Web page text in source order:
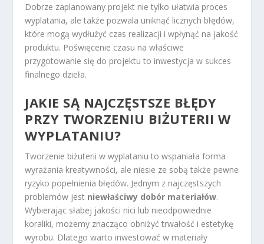
Dobrze zaplanowany projekt nie tylko ułatwia proces
wyplatania, ale także pozwala uniknąć licznych błędów,
które mogą wydłużyć czas realizacji i wpłynąć na jakość
produktu. Poświęcenie czasu na właściwe
przygotowanie się do projektu to inwestycja w sukces
finalnego dzieła.
JAKIE SĄ NAJCZĘSTSZE BŁĘDY
PRZY TWORZENIU BIŻUTERII W
WYPLATANIU?
Tworzenie biżuterii w wyplataniu to wspaniała forma
wyrażania kreatywności, ale niesie ze sobą także pewne
ryzyko popełnienia błędów. Jednym z najczęstszych
problemów jest niewłaściwy dobór materiałów.
Wybierając słabej jakości nici lub nieodpowiednie
koraliki, możemy znacząco obniżyć trwałość i estetykę
wyrobu. Dlatego warto inwestować w materiały